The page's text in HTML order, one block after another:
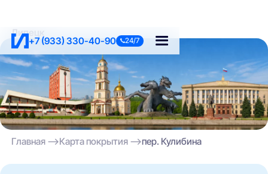
+7 (933) 330-40-90 24/7
Липецк
Главная Карта покрытия пер. Кулибина